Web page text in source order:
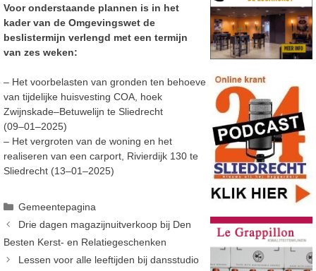
Voor onderstaande plannen is in het
kader van de Omgevingswet de
beslistermijn verlengd met een termijn
van zes weken:
– Het voorbelasten van gronden ten behoeve
van tijdelijke huisvesting COA, hoek
Zwijnskade–Betuwelijn te Sliedrecht
(09–01–2025)
– Het vergroten van de woning en het
realiseren van een carport, Rivierdijk 130 te
Sliedrecht (13–01–2025)
Categorieën
Gemeentepagina
Drie dagen magazijnuitverkoop bij Den
Besten Kerst- en Relatiegeschenken
Lessen voor alle leeftijden bij dansstudio